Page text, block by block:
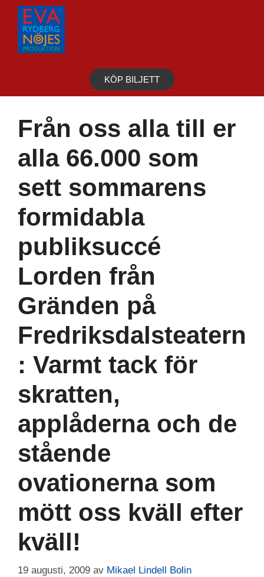
Hoppa
innehåll
KÖP BILJETT
Från oss alla till er
alla 66.000 som
sett sommarens
formidabla
publiksuccé
Lorden från
Gränden på
Fredriksdalsteatern
: Varmt tack för
skratten,
applåderna och de
stående
ovationerna som
mött oss kväll efter
kväll!
19 augusti, 2009 av Mikael Lindell Bolin